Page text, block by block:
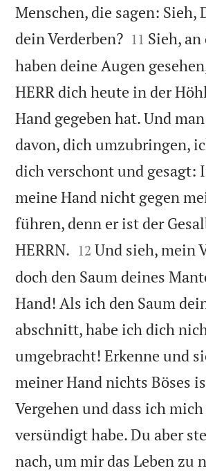
Menschen, die sagen: Sieh,
dein Verderben?
11 Sieh,
haben deine Augen
HERR dich heute in der
Hand gegeben hat. Und
davon, dich umzubringen,
dich verschont und gesagt:
meine Hand nicht gegen
führen, denn er ist der
HERRN. 

12 Und sieh, mein
doch den Saum deines
Hand! Als ich den Saum
abschnitt, habe ich dich
umgebracht! Erkenne und
meiner Hand nichts Böses
Vergehen und dass ich
versündigt habe. Du aber
nach, um mir das Leben zu